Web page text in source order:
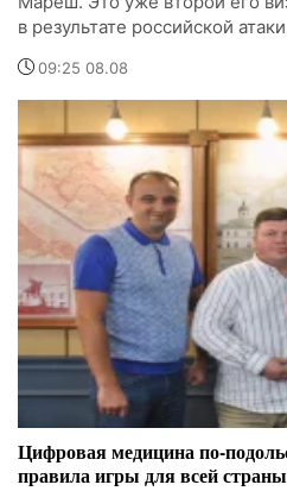
в результате российской
09:25 08.08
Цифровая медицина по-
правила игры для всей страны